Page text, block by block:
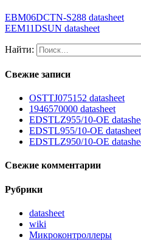
EBM06DCTN-S288 datasheet
EEM11DSUN datasheet
Найти:
Свежие записи
OSTTJ075152 datasheet
1946570000 datasheet
EDSTLZ955/10-OE
EDSTL955/10-OE datasheet
EDSTLZ950/10-OE
Свежие комментарии
Рубрики
datasheet
wiki
Микроконтроллеры